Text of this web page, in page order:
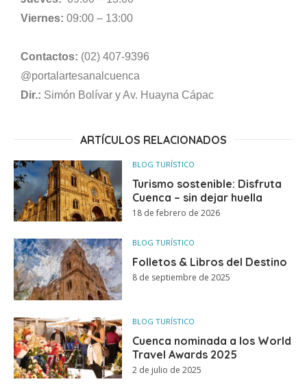
Viernes: 09:00 – 13:00
Contactos: (02) 407-9396
@portalartesanalcuenca
Dir.: Simón Bolívar y Av. Huayna Cápac
ARTÍCULOS RELACIONADOS
BLOG TURÍSTICO
Turismo sostenible: Disfruta
Cuenca – sin dejar huella
18 de febrero de 2026
BLOG TURÍSTICO
Folletos & Libros del Destino
8 de septiembre de 2025
BLOG TURÍSTICO
Cuenca nominada a los World
Travel Awards 2025
2 de julio de 2025